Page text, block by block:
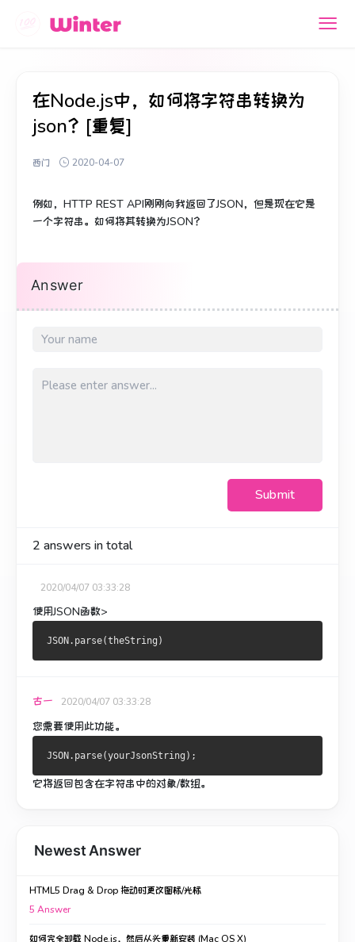
在Node.js中，如何将字符串转换为
json？[重复]
西门 2020-04-07
例如，HTTP REST API刚刚向我返回了JSON，但是现在它是
一个字符串。 如何将其转换为JSON？
Answer
Submit
2 answers in total
2020/04/07 03:33:28
使用JSON函数>
古一 2020/04/07 03:33:28
您需要使用此功能。
它将返回包含在字符串中的对象/数组。
Newest Answer
HTML5 Drag & Drop 拖动时更改图标/光标
5 Answer
如何完全卸载 Node.js，然后从头重新安装 (Mac OS X)